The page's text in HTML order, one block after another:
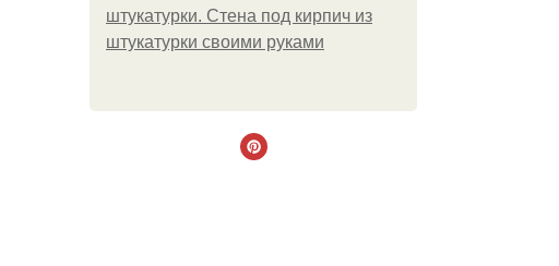
штукатурки. Стена под кирпич из
штукатурки своими руками